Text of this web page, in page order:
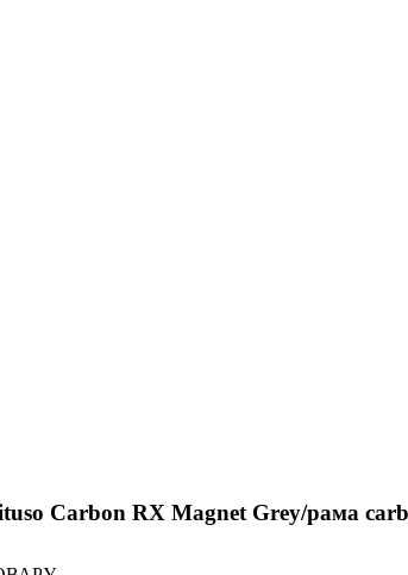
Carbon RX Magnet Grey/рама